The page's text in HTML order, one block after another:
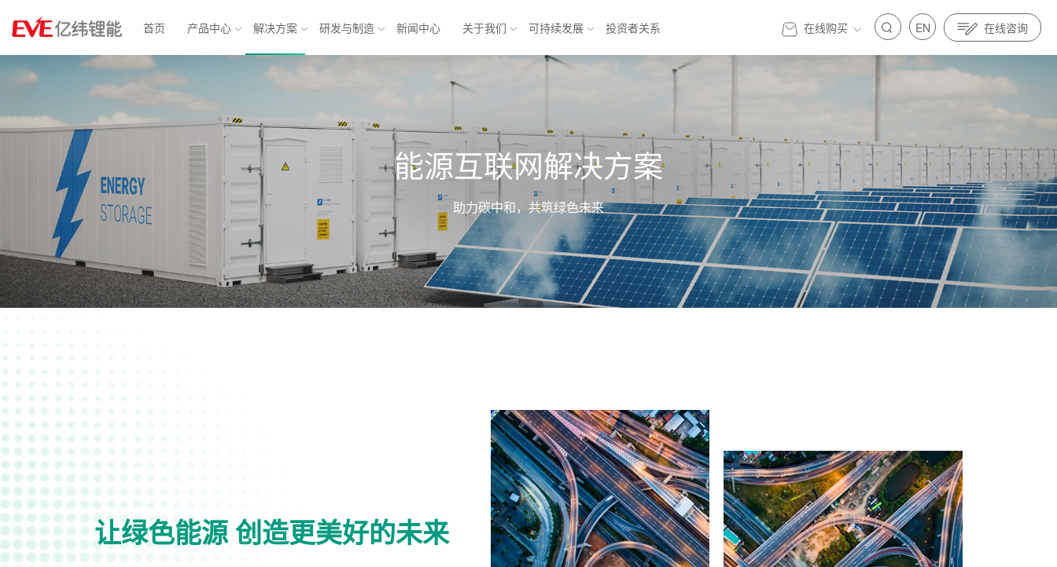
首页 产品中心 解决方案 研发与制造 新闻中心 关于我们 可持续发展 投资者关系 在线购买 EN 在线咨询
锂原电池
小型锂离子电池
圆柱电池
动力电池
方形铁锂电池
方形三元电池
软包铁锂电池
大圆柱电池
模组
电池系统
产业发展 标准先行｜亿纬锂能金源机器人全面参与制定人
形机器人与具身智能标准
物联网解决方案
汽车电子
智能安防
智慧城市
消费应用
轻型动力
乘用车
商业应用
储能
产业发展 标准先行｜亿纬锂能金源机器人全面参与制定人
形机器人与具身智能标准
能源互联网解决方案
助力碳中和，共筑绿色未来
让绿色能源 创造更美好的未来